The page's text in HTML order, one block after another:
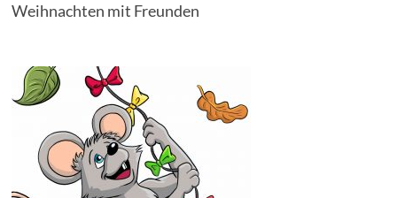
Weihnachten mit Freunden